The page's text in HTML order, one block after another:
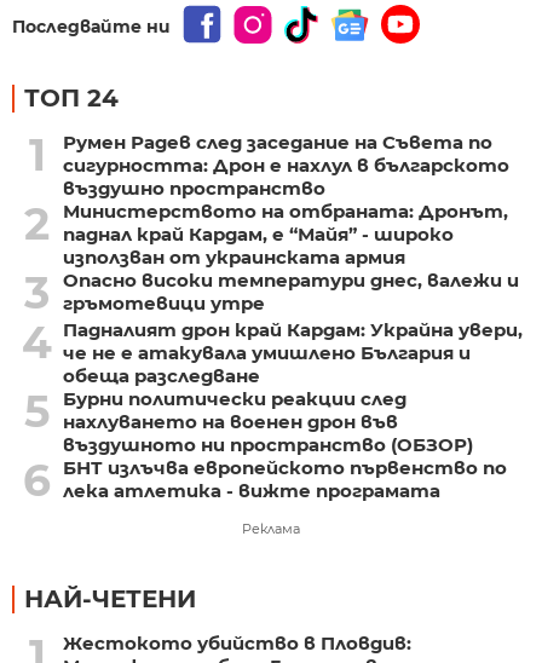
Последвайте ни
ТОП 24
1
Румен Радев след заседание на Съвета по
сигурността: Дрон е нахлул в българското
въздушно пространство
2
Министерството на отбраната: Дронът,
паднал край Кардам, е “Майя” - широко
използван от украинската армия
3
Опасно високи температури днес, валежи и
гръмотевици утре
4 Падналият дрон край Кардам: Украйна увери,
че не е атакувала умишлено България и
обеща разследване
5
Бурни политически реакции след
нахлуването на военен дрон във
въздушното ни пространство (ОБЗОР)
6
БНТ излъчва европейското първенство по
лека атлетика - вижте програмата
Реклама
НАЙ-ЧЕТЕНИ
Жестокото убийство в Пловдив: